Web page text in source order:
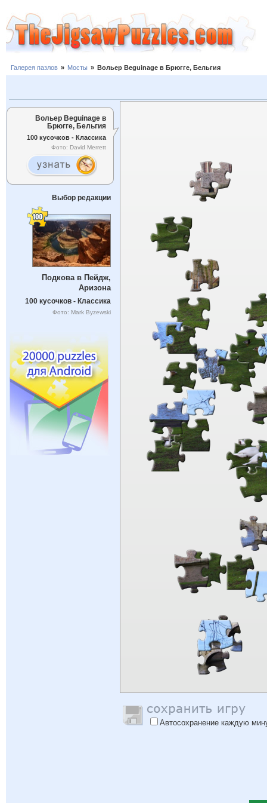
Галерея пазлов » Мосты » Вольер Beguinage в Брюгге, Бельгия
Вольер Beguinage в
Брюгге, Бельгия
100 кусочков - Классика
Фото: David Merrett
Выбор редакции
Подкова в Пейдж,
Аризона
100 кусочков - Классика
Фото: Mark Byzewski
Автосохранение каждую